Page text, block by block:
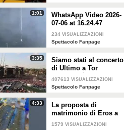
1:01
WhatsApp Video 2026-
07-06 at 16.24.47
234 VISUALIZZAZIONI
Spettacolo Fanpage
3:35
Siamo stati al concerto
di Ultimo a Tor
Vergata: "È il giorno
che aspettavo, questa è
407613 VISUALIZZAZIONI
Spettacolo Fanpage
4:33
La proposta di
matrimonio di Eros a
Guendalina Canessa
1579 VISUALIZZAZIONI